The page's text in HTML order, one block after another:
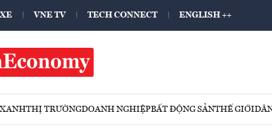
XE VNE TV TECH CONNECT ENGLISH ++
THỊ TRƯỜNGDOANH NGHIỆPBẤT ĐỘNG SẢNTHẾ GIỚI